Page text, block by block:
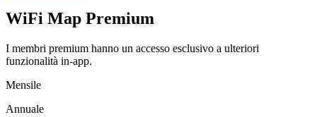
WiFi Map Premium
I membri premium hanno un accesso esclusivo a ulteriori
funzionalità in-app.
Mensile
Annuale